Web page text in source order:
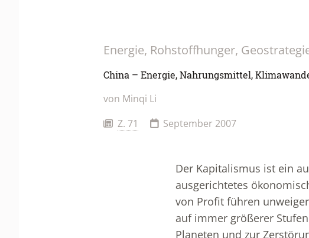
Energie, Rohstoffhunger,
China – Energie, Nahrungsmittel,
von Minqi Li
Z. 71
September 2007
Der Kapitalismus ist ein
ausgerichtetes
von Profit führen
auf immer größerer
Planeten und zur